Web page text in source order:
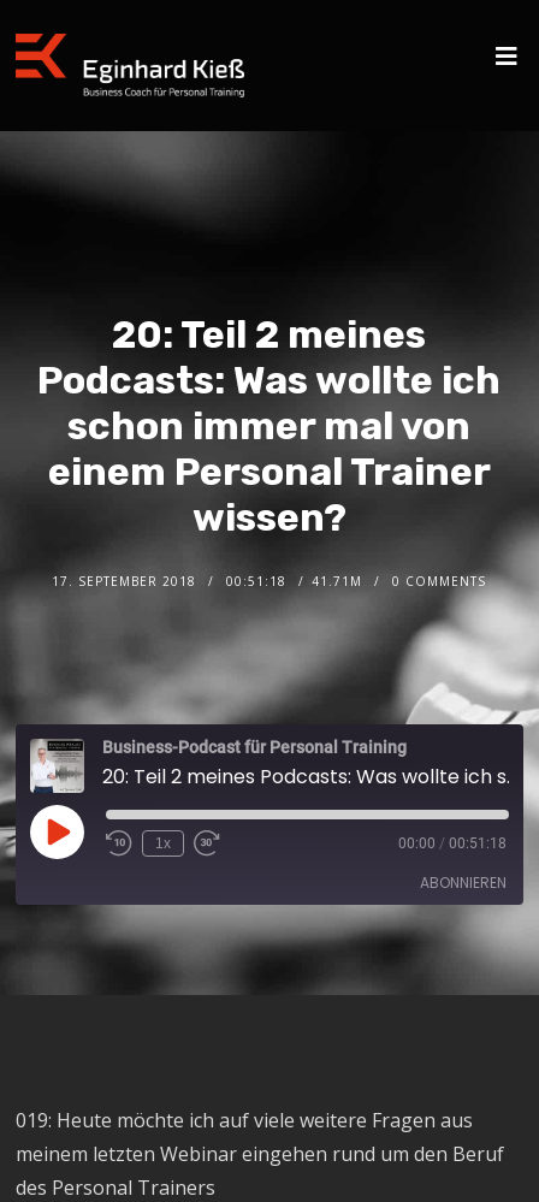
20: Teil 2 meines
Podcasts: Was wollte ich
schon immer mal von
einem Personal Trainer
wissen?
17. SEPTEMBER 2018 00:51:18 41.71M 0 COMMENTS
Business-Podcast für Personal Training
20: Teil 2 meines Podcasts: Was wollte ich schon immer mal von einem Personal Trainer wissen?
1x 00:00 / 00:51:18
ABONNIEREN
RSS FEED
019: Heute möchte ich auf viele weitere Fragen aus
meinem letzten Webinar eingehen rund um den Beruf
des Personal Trainers